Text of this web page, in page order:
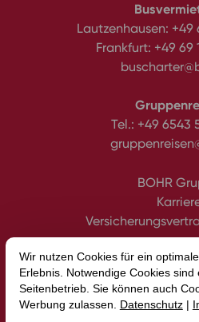
Lautzenhausen: +49
Frankfurt: +49 69
Tel.: +49 6543
BOHR
DatenschutzImpressum
Erklärung zur